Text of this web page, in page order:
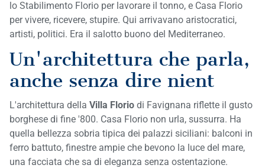
lo Stabilimento Florio per lavorare il tonno, e Casa Florio
per vivere, ricevere, stupire. Qui arrivavano aristocratici,
artisti, politici. Era il salotto buono del Mediterraneo.
Un'architettura che parla,
anche senza dire nient
L'architettura della Villa Florio di Favignana riflette il gusto
borghese di fine '800. Casa Florio non urla, sussurra. Ha
quella bellezza sobria tipica dei palazzi siciliani: balconi in
ferro battuto, finestre ampie che bevono la luce del mare,
una facciata che sa di eleganza senza ostentazione.